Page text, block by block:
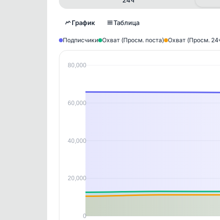
этим
График Таблица
Подписчики Охват (Просм. поста) Охват (Просм.
80,000
60,000
40,000
20,000
0